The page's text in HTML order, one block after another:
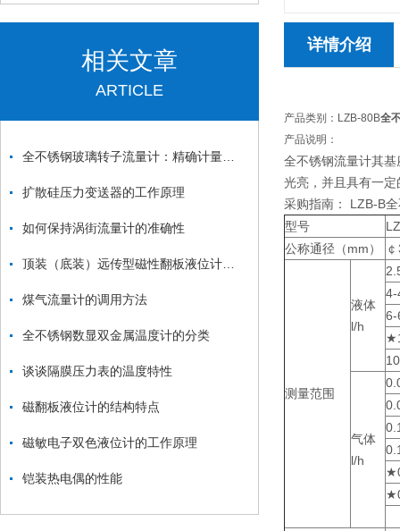
相关文章
ARTICLE
扩散硅压力变送器的工作原理
如何保持涡街流量计的准确性
煤气流量计的调用方法
全不锈钢数显双金属温度计的分类
谈谈隔膜压力表的温度特性
磁翻板液位计的结构特点
磁敏电子双色液位计的工作原理
铠装热电偶的性能
详情介绍
产品类别：LZB-80B全
产品说明：
全不锈钢流量计其
光亮，并且具有一
采购指南： LZB-B
型号
公称通径（mm）
测量范围
液体
l/h
4-
6-
气体
l/h